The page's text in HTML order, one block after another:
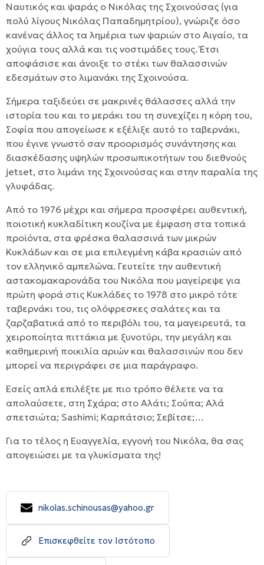
Ναυτικός και ψαράς ο Νικόλας της Σχοινούσας (για
πολύ λίγους Νικόλας Παπαδημητρίου), γνώριζε όσο
κανένας άλλος τα λημέρια των ψαριών στο Αιγαίο, τα
χούγια τους αλλά και τις νοστιμάδες τους. Έτσι
αποφάσισε και άνοιξε το στέκι των θαλασσινών
εδεσμάτων στο λιμανάκι της Σχοινούσα.
Σήμερα ταξιδεύει σε μακρινές θάλασσες αλλά την
ιστορία του και το μεράκι του τη συνεχίζει η κόρη του,
Σοφία που απογείωσε κ εξέλιξε αυτό το ταβερνάκι,
που έγινε γνωστό σαν προορισμός συνάντησης και
διασκέδασης υψηλών προσωπικοτήτων του διεθνούς
jetset, στο λιμάνι της Σχοινούσας και στην παραλία της
γλυφάδας.
Από το 1976 μέχρι και σήμερα προσφέρει αυθεντική,
ποιοτική κυκλαδίτικη κουζίνα με έμφαση στα τοπικά
προϊόντα, στα φρέσκα θαλασσινά των μικρών
Κυκλάδων και σε μια επιλεγμένη κάβα κρασιών από
τον ελληνικό αμπελώνα. Γευτείτε την αυθεντική
αστακομακαρονάδα του Νικόλα που μαγείρεψε για
πρώτη φορά στις Κυκλάδες το 1978 στο μικρό τότε
ταβερνάκι του, τις ολόφρεσκες σαλάτες και τα
ζαρζαβατικά από το περιβόλι του, τα μαγειρευτά, τα
χειροποίητα πιττάκια με ξυνοτύρι, την μεγάλη και
καθημερινή ποικιλία αριών και θαλασσινών που δεν
μπορεί να περιγράφει σε μια παράγραφο.
Εσείς απλά επιλέξτε με πιο τρόπο θέλετε να τα
απολαύσετε, στη Σχάρα; στο Αλάτι; Σούπα; Αλά
σπετσιώτα; Sashimi; Καρπάτσιο; Σεβίτσε;…
Για το τέλος η Ευαγγελία, εγγονή του Νικόλα, θα σας
απογειώσει με τα γλυκίσματα της!
nikolas.schinousas@yahoo.gr
Επισκεφθείτε τον Ιστότοπο